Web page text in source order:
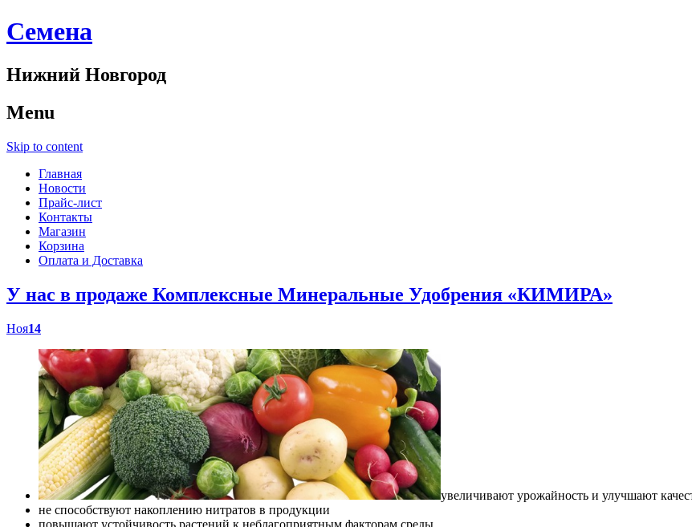
Cемена
Нижний Новгород
Menu
Skip to content
Главная
Новости
Прайс-лист
Контакты
Магазин
Корзина
Оплата и Доставка
У нас в продаже Комплексные Минеральные Удобрения «КИМИРА»
Ноя14
увеличивают урожайность и улучшают
не способствуют накоплению нитратов в продукции
повышают устойчивость растений к неблагоприятным факторам среды